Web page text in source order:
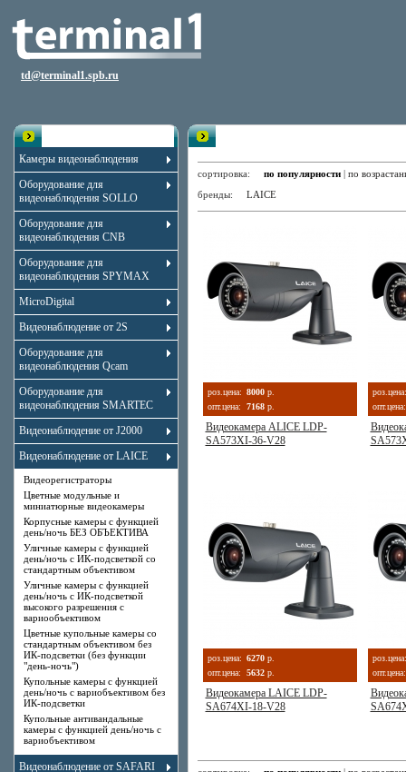
td@terminal1.spb.ru
Камеры видеонаблюдения
Оборудование для
видеонаблюдения SOLLO
Оборудование для
видеонаблюдения CNB
Оборудование для
видеонаблюдения SPYMAX
MicroDigital
Видеонаблюдение от 2S
Оборудование для
видеонаблюдения Qcam
Оборудование для
видеонаблюдения SMARTEC
Видеонаблюдение от J2000
Видеонаблюдение от LAICE
Видеорегистраторы
Цветные модульные и
миниатюрные видеокамеры
Корпусные камеры с функцией
день/ночь БЕЗ ОБЪЕКТИВА
Уличные камеры с функцией
день/ночь с ИК-подсветкой со
стандартным объективом
Уличные камеры с функцией
день/ночь с ИК-подсветкой
высокого разрешения с
вариообъективом
Цветные купольные камеры со
стандартным объективом без
ИК-подсветки (без функции
"день-ночь")
Купольные камеры с функцией
день/ночь с вариобъективом без
ИК-подсветки
Купольные антивандальные
камеры с функцией день/ночь с
вариобъективом
Видеонаблюдение от SAFARI
сортировка: по популярности | по
бренды: LAICE
роз.цена: 8000 р.
опт.цена:
7168 р.
Видеокамера ALICE LDP-
SA573XI-36-V28
роз.цена:
опт.цена:
роз.цена: 6270 р.
опт.цена:
5632 р.
Видеокамера LAICE LDP-
SA674XI-18-V28
роз.цена:
опт.цена: